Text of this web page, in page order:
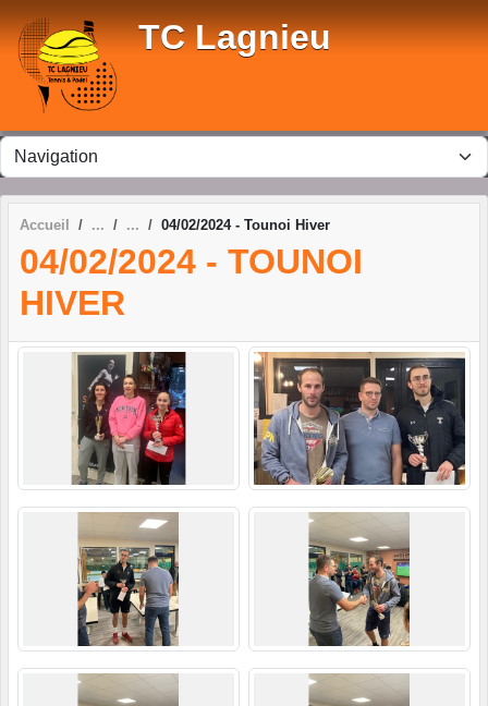
TC Lagnieu
Accueil 04/02/2024 - Tounoi Hiver
04/02/2024 - TOUNOI
HIVER